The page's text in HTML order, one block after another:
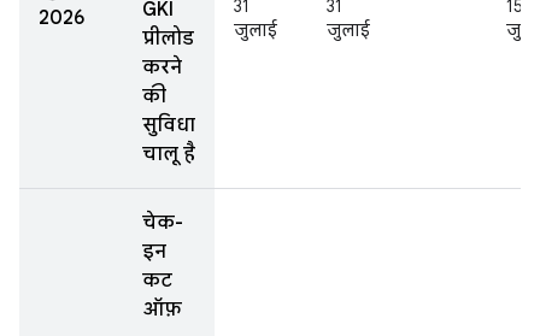
2026
GKI
प्रीलोड
करने
की
सुविधा
चालू है
31
जुलाई
31
जुलाई
15
चेक-
इन
कट
ऑफ़